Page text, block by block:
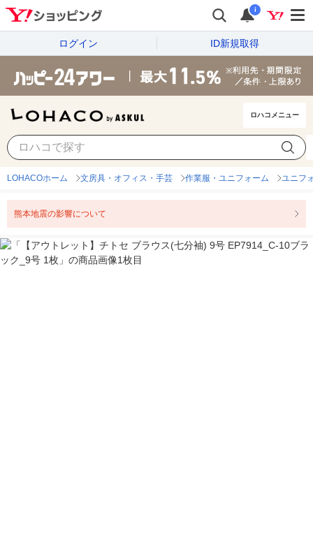
i
ログイン ID新規取得
ロハコメニュー
LOHACOホーム 文房具・オフィス・手芸 作業服・ユニフォーム ユニフ
熊本地震の影響について